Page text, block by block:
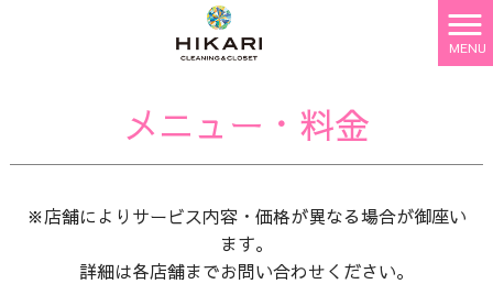
MENU
メニュー・料金
※店舗によりサービス内容・価格が異なる場合が御座い
ます。
詳細は各店舗までお問い合わせください。